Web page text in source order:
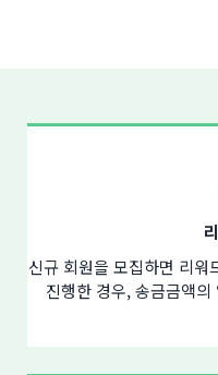
신규 회원을 모집하면 리워
진행한 경우, 송금금액